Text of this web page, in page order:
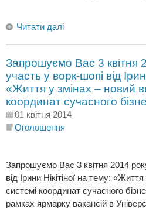
Читати далі
Запрошуємо Вас 3 квітня
участь у ворк-шопі від
«Життя у змінах – новий
координат сучасного
01 квітня 2014
Оголошення
Запрошуємо Вас 3 квітня 2014
від Ірини Нікітіної на тему:
системі координат сучасного
рамках ярмарку вакансій в